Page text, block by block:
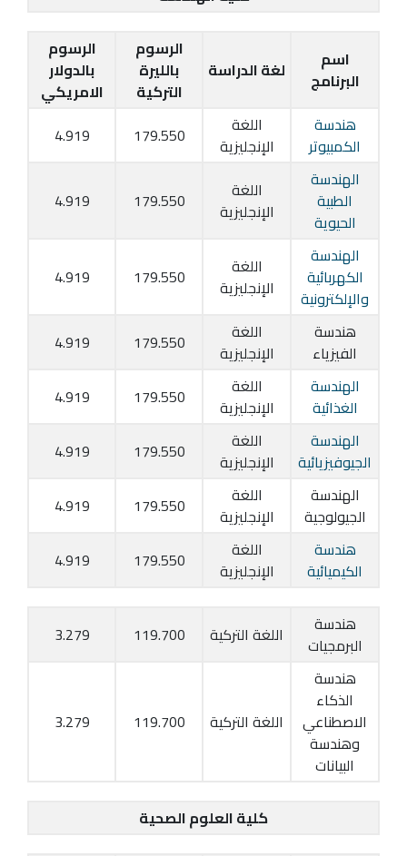
اسم
البرنامج
لغة الدراسة
الرسوم
بالليرة
التركية
الرسوم
بالدولار
الامريكي
هندسة
الكمبيوتر
اللغة
الإنجليزية
179.550
4.919
الهندسة
الطبية
الحيوية
اللغة
الإنجليزية
179.550
4.919
الهندسة
الكهربائية
والإلكترونية
اللغة
الإنجليزية
179.550
4.919
هندسة
الفيزياء
اللغة
الإنجليزية
179.550
4.919
الهندسة
الغذائية
اللغة
الإنجليزية
179.550
4.919
الهندسة
الجيوفيزيائية
اللغة
الإنجليزية
179.550
4.919
الهندسة
الجيولوجية
اللغة
الإنجليزية
179.550
4.919
هندسة
الكيميائية
اللغة
الإنجليزية
179.550
4.919
هندسة
البرمجيات
اللغة التركية 119.700
3.279
هندسة
الذكاء
الاصطناعي
وهندسة
البيانات
اللغة التركية 119.700
3.279
كلية العلوم الصحية